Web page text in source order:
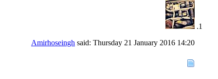
Amirhoseingh said: Thursday 21 January 2016 14:20